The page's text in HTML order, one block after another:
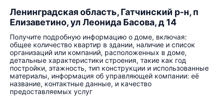
Ленинградская область, Гатчинский р-н, п
Елизаветино, ул Леонида Басова, д 14
Получите подробную информацию о доме, включая:
общее количество квартир в здании, наличие и список
организаций или компаний, расположенных в доме,
детальные характеристики строения, такие как год
постройки, этажность, тип конструкции и использованные
материалы, информация об управляющей компании: её
название, контактные данные, и качество
предоставляемых услуг